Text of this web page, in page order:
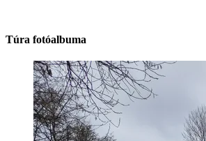
Túra fotóalbuma